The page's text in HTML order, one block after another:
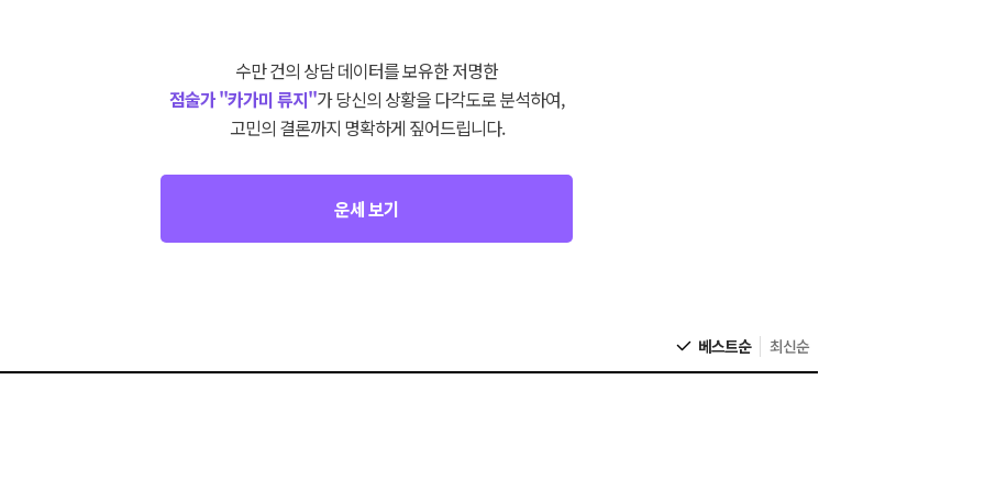
수만 건의 상담 데이터를 보유한 저명한
점술가 "카가미 류지"가 당신의 상황을 다각도로 분석하여,
고민의 결론까지 명확하게 짚어드립니다.
운세 보기
베스트순 최신순